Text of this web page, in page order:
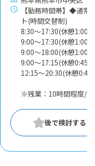
【勤務時間帯】◆通常
ト(時間交替制)
8:30〜17:30(休憩1:00)
9:00〜17:30(休憩1:00)
9:00〜18:00(休憩1:00)
9:00〜17:15(休憩0:45)
12:15〜20:30(休憩0:45)
※残業：10時間程度/月